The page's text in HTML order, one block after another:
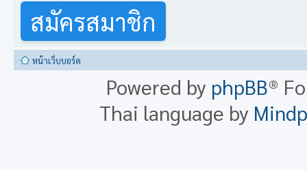
สมัครสมาชิก
หน้าเว็บบอร์ด
Powered by phpBB®
Thai language by